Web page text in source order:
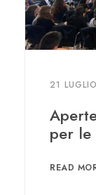
21
per
READ